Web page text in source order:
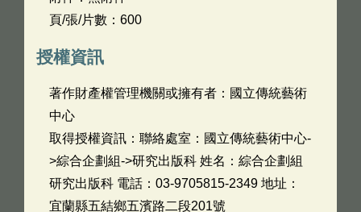
頁/張/片數：600
授權資訊
著作財產權管理機關或擁有者：國立傳統藝術
中心
取得授權資訊：聯絡處室：國立傳統藝術中心-
>綜合企劃組->研究出版科 姓名：綜合企劃組
研究出版科 電話：03-9705815-2349 地址：
宜蘭縣五結鄉五濱路二段201號